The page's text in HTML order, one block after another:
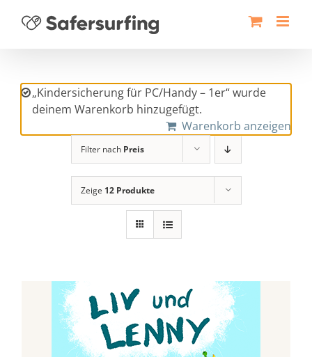
Inhalt
„Kindersicherung für PC/Handy – 1er“ wurde
deinem Warenkorb hinzugefügt.
Warenkorb anzeigen
Filter nach Preis
Zeige 12 Produkte